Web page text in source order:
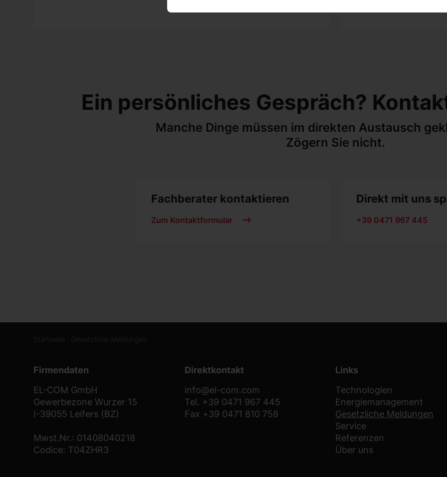
F-Gas Prüfung bei
Ein persönliches Gespräch?
Manche Dinge müssen im direkten Austausch
Zögern Sie nicht.
Fachberater kontaktieren
Zum Kontaktformular
Direkt mit uns
+39 0471 967 445
Firmendaten
EL-COM GmbH
Gewerbezone Wurzer 15
I-39055 Leifers (BZ)
Mwst.Nr.: 01408040218
Codice: T04ZHR3
Direktkontakt
info@el-com.com
Tel. +39 0471 967 445
Fax +39 0471 810 758
Links
Technologien
Energiemanagement
Gesetzliche Meldungen
Service
Referenzen
Über uns